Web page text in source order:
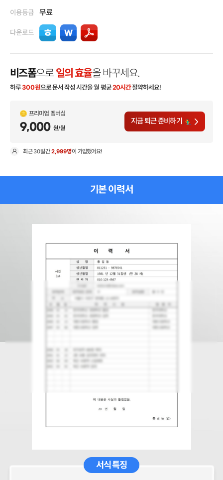
이용등급 무료
다운로드
비즈폼으로 일의 효율을 바꾸세요.
하루300원으로 문서 작성 시간을 월 평균20시간절약하세요!
프리미엄 멤버십
9,000 원/월
지금 퇴근 준비하기
최근30일간2,999명이 가입했어요!
기본 이력서
서식 특징